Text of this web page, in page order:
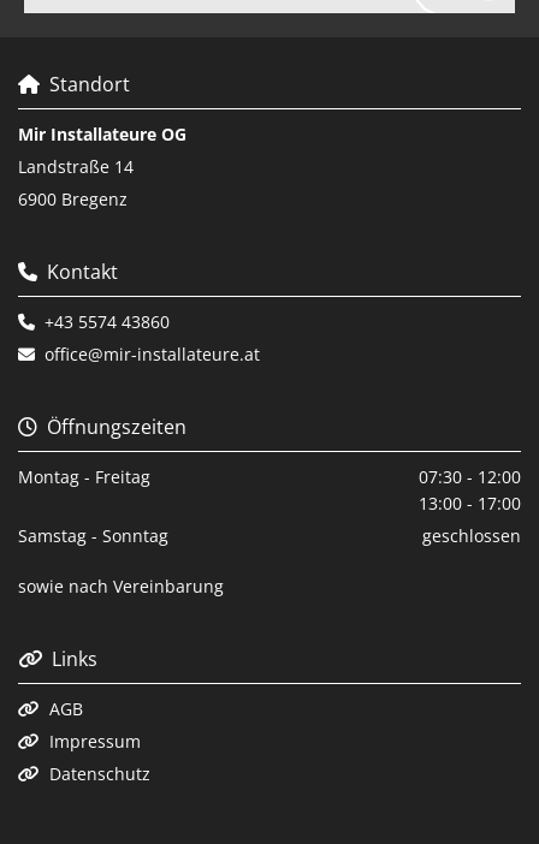
 Standort
Mir Installateure OG
Landstraße 14
6900 Bregenz
 Kontakt
 +43 5574 43860
 office@mir-installateure.at
 Öffnungszeiten
Montag - Freitag
07:30 - 12:00
13:00 - 17:00
Samstag - Sonntag
geschlossen
sowie nach Vereinbarung
 Links
 AGB
 Impressum
 Datenschutz